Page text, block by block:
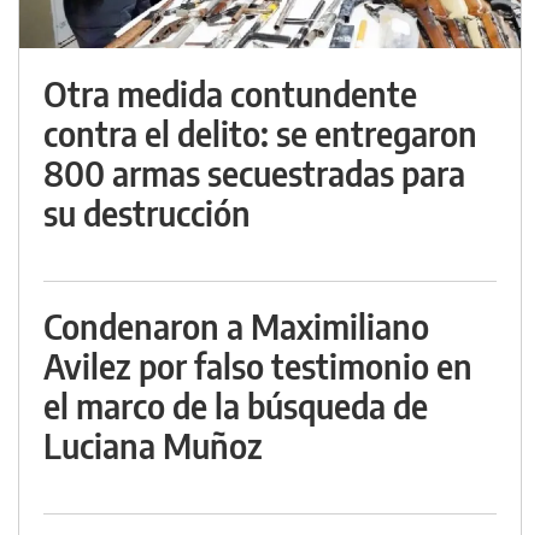
Otra medida contundente
contra el delito: se entregaron
800 armas secuestradas para
su destrucción
Condenaron a Maximiliano
Avilez por falso testimonio en
el marco de la búsqueda de
Luciana Muñoz